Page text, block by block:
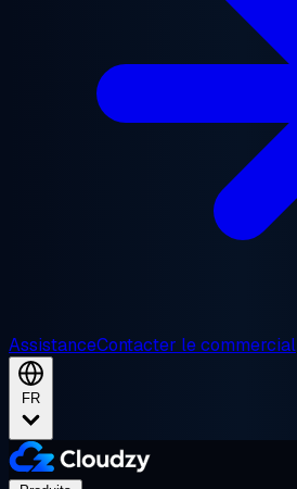
AssistanceContacter le commercial
FR